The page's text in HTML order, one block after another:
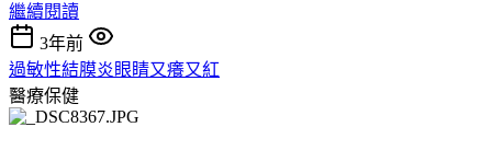
繼續閱讀
3年前
過敏性結膜炎眼睛又癢又紅
醫療保健